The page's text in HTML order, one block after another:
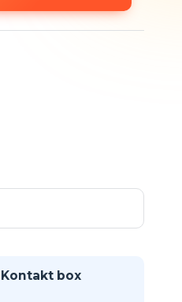
Kontakt box